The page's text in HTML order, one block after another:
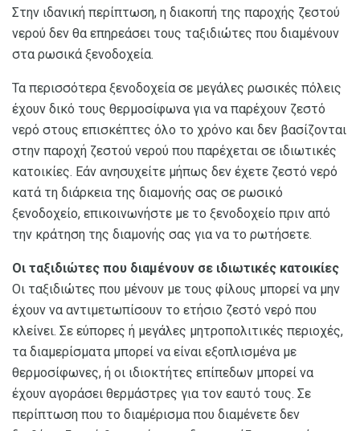
Στην ιδανική περίπτωση, η διακοπή της παροχής ζεστού
νερού δεν θα επηρεάσει τους ταξιδιώτες που διαμένουν
στα ρωσικά ξενοδοχεία.
Τα περισσότερα ξενοδοχεία σε μεγάλες ρωσικές πόλεις
έχουν δικό τους θερμοσίφωνα για να παρέχουν ζεστό
νερό στους επισκέπτες όλο το χρόνο και δεν βασίζονται
στην παροχή ζεστού νερού που παρέχεται σε ιδιωτικές
κατοικίες. Εάν ανησυχείτε μήπως δεν έχετε ζεστό νερό
κατά τη διάρκεια της διαμονής σας σε ρωσικό
ξενοδοχείο, επικοινωνήστε με το ξενοδοχείο πριν από
την κράτηση της διαμονής σας για να το ρωτήσετε.
Οι ταξιδιώτες που διαμένουν σε ιδιωτικές κατοικίες
Οι ταξιδιώτες που μένουν με τους φίλους μπορεί να μην
έχουν να αντιμετωπίσουν το ετήσιο ζεστό νερό που
κλείνει. Σε εύπορες ή μεγάλες μητροπολιτικές περιοχές,
τα διαμερίσματα μπορεί να είναι εξοπλισμένα με
θερμοσίφωνες, ή οι ιδιοκτήτες επίπεδων μπορεί να
έχουν αγοράσει θερμάστρες για τον εαυτό τους. Σε
περίπτωση που το διαμέρισμα που διαμένετε δεν